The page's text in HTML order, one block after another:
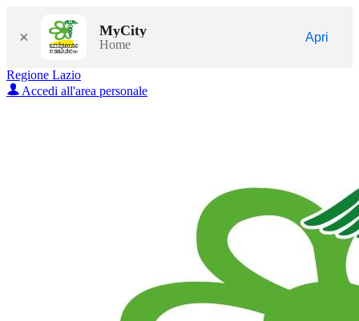
× MyCity
Home
Apri
Regione Lazio
Accedi all'area personale